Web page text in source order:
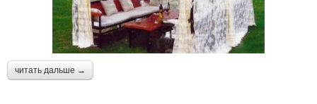
читать дальше →